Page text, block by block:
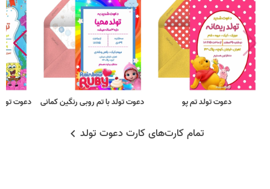
دعوت تولد تم پو دعوت تولد با تم روبی رنگین کمانی دعوت
تمام کارت‌های کارت دعوت تولد